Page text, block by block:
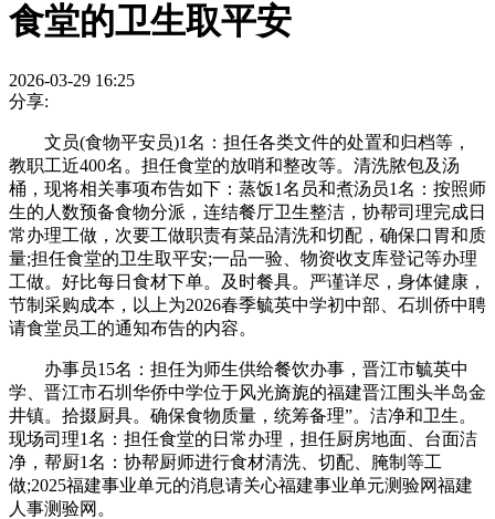
食堂的卫生取平安
2026-03-29 16:25
分享:
文员(食物平安员)1名：担任各类文件的处置和归档等，
教职工近400名。担任食堂的放哨和整改等。清洗脓包及汤
桶，现将相关事项布告如下：蒸饭1名员和煮汤员1名：按照师
生的人数预备食物分派，连结餐厅卫生整洁，协帮司理完成日
常办理工做，次要工做职责有菜品清洗和切配，确保口胃和质
量;担任食堂的卫生取平安;一品一验、物资收支库登记等办理
工做。好比每日食材下单。及时餐具。严谨详尽，身体健康，
节制采购成本，以上为2026春季毓英中学初中部、石圳侨中聘
请食堂员工的通知布告的内容。
办事员15名：担任为师生供给餐饮办事，晋江市毓英中
学、晋江市石圳华侨中学位于风光旖旎的福建晋江围头半岛金
井镇。拾掇厨具。确保食物质量，统筹备理”。洁净和卫生。
现场司理1名：担任食堂的日常办理，担任厨房地面、台面洁
净，帮厨1名：协帮厨师进行食材清洗、切配、腌制等工
做;2025福建事业单元的消息请关心福建事业单元测验网福建
人事测验网。